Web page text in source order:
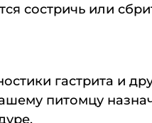
состричь или
гастрита и
питомцу